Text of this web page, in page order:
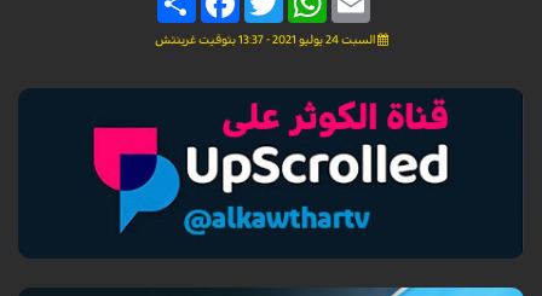
السبت 24 يوليو 2021 - 13:37 بتوقيت غرينتش